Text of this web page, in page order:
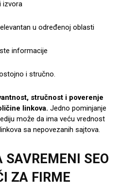
izvora
u određenoj oblasti
informacije
i stručno.
stručnost i poverenje
linkova. Jedno pominjanje
može da ima veću vrednost
sa nepovezanih sajtova.
SAVREMENI SEO
ZA FIRME